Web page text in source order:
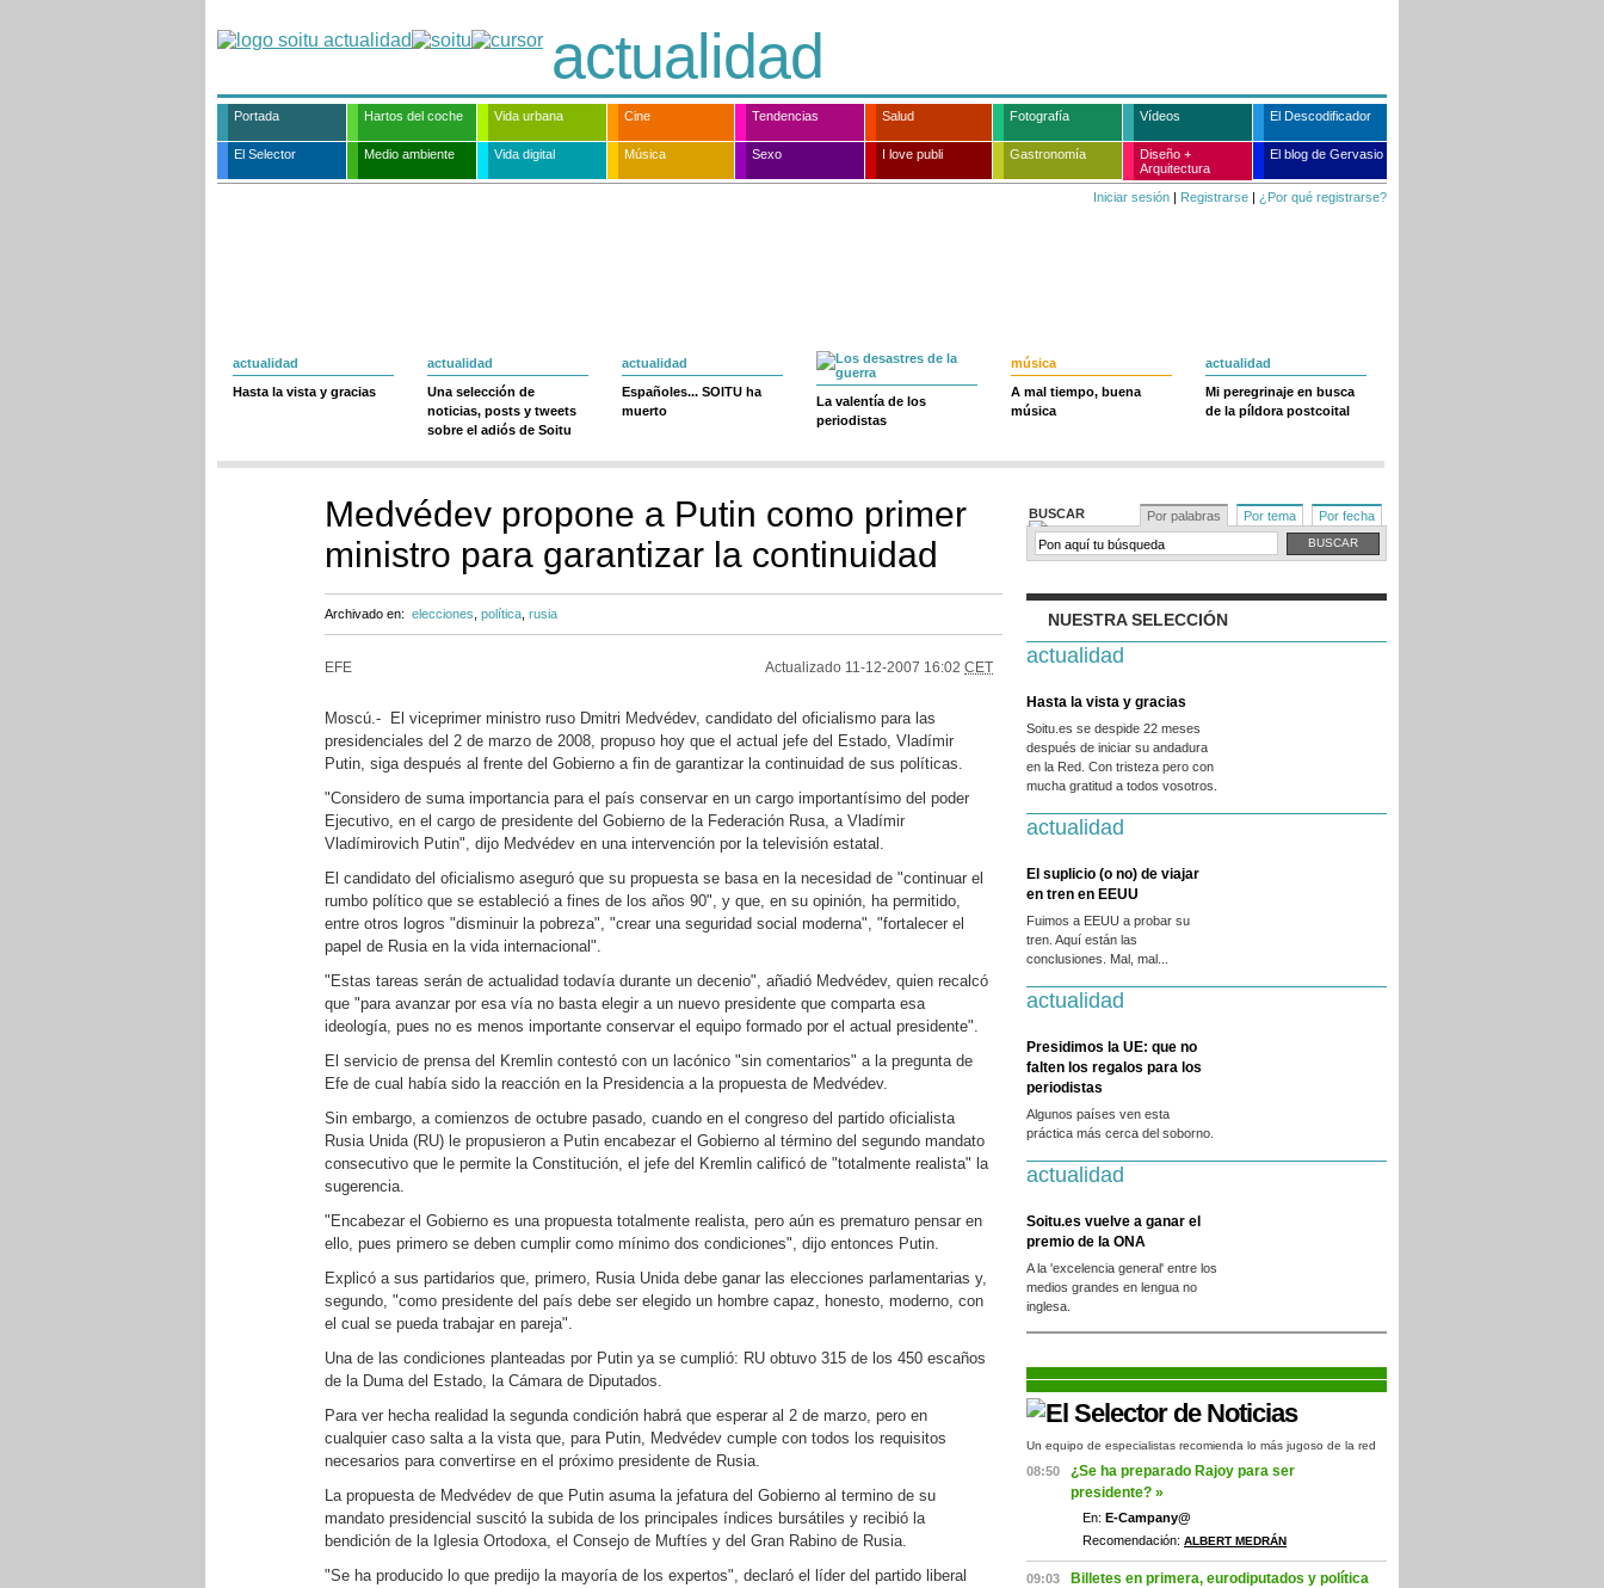
actualidad
Portada Hartos del coche Vida urbana Cine Tendencias Salud Fotografía Vídeos El Descodificador
El Selector Medio ambiente Vida digital Música Sexo I love publi Gastronomía
Diseño +
Arquitectura
El blog de Gervasio
Iniciar sesión | Registrarse | ¿Por qué registrarse?
actualidad
Hasta la vista y gracias
actualidad
Una selección de
noticias, posts y tweets
sobre el adiós de Soitu
actualidad
Españoles... SOITU ha
muerto
La valentía de los
periodistas
música
A mal tiempo, buena
música
actualidad
Mi peregrinaje en busca
de la píldora postcoital
Medvédev propone a Putin como primer
ministro para garantizar la continuidad
Archivado en: elecciones política rusia
EFE Actualizado 11-12-2007 16:02 CET
Moscú.- El viceprimer ministro ruso Dmitri Medvédev, candidato del oficialismo para las
presidenciales del 2 de marzo de 2008, propuso hoy que el actual jefe del Estado, Vladímir
Putin, siga después al frente del Gobierno a fin de garantizar la continuidad de sus políticas.
"Considero de suma importancia para el país conservar en un cargo importantísimo del poder
Ejecutivo, en el cargo de presidente del Gobierno de la Federación Rusa, a Vladímir
Vladímirovich Putin", dijo Medvédev en una intervención por la televisión estatal.
El candidato del oficialismo aseguró que su propuesta se basa en la necesidad de "continuar el
rumbo político que se estableció a fines de los años 90", y que, en su opinión, ha permitido,
entre otros logros "disminuir la pobreza", "crear una seguridad social moderna", "fortalecer el
papel de Rusia en la vida internacional".
"Estas tareas serán de actualidad todavía durante un decenio", añadió Medvédev, quien recalcó
que "para avanzar por esa vía no basta elegir a un nuevo presidente que comparta esa
ideología, pues no es menos importante conservar el equipo formado por el actual presidente".
El servicio de prensa del Kremlin contestó con un lacónico "sin comentarios" a la pregunta de
Efe de cual había sido la reacción en la Presidencia a la propuesta de Medvédev.
Sin embargo, a comienzos de octubre pasado, cuando en el congreso del partido oficialista
Rusia Unida (RU) le propusieron a Putin encabezar el Gobierno al término del segundo mandato
consecutivo que le permite la Constitución, el jefe del Kremlin calificó de "totalmente realista" la
sugerencia.
"Encabezar el Gobierno es una propuesta totalmente realista, pero aún es prematuro pensar en
ello, pues primero se deben cumplir como mínimo dos condiciones", dijo entonces Putin.
Explicó a sus partidarios que, primero, Rusia Unida debe ganar las elecciones parlamentarias y,
segundo, "como presidente del país debe ser elegido un hombre capaz, honesto, moderno, con
el cual se pueda trabajar en pareja".
Una de las condiciones planteadas por Putin ya se cumplió: RU obtuvo 315 de los 450 escaños
de la Duma del Estado, la Cámara de Diputados.
Para ver hecha realidad la segunda condición habrá que esperar al 2 de marzo, pero en
cualquier caso salta a la vista que, para Putin, Medvédev cumple con todos los requisitos
necesarios para convertirse en el próximo presidente de Rusia.
La propuesta de Medvédev de que Putin asuma la jefatura del Gobierno al termino de su
mandato presidencial suscitó la subida de los principales índices bursátiles y recibió la
bendición de la Iglesia Ortodoxa, el Consejo de Muftíes y del Gran Rabino de Rusia.
"Se ha producido lo que predijo la mayoría de los expertos", declaró el líder del partido liberal
BUSCAR Por palabras Por tema Por fecha
NUESTRA SELECCIÓN
actualidad
Hasta la vista y gracias
Soitu.es se despide 22 meses
después de iniciar su andadura
en la Red. Con tristeza pero con
mucha gratitud a todos vosotros.
actualidad
El suplicio (o no) de viajar
en tren en EEUU
Fuimos a EEUU a probar su
tren. Aquí están las
conclusiones. Mal, mal...
actualidad
Presidimos la UE: que no
falten los regalos para los
periodistas
Algunos países ven esta
práctica más cerca del soborno.
actualidad
Soitu.es vuelve a ganar el
premio de la ONA
A la 'excelencia general' entre los
medios grandes en lengua no
inglesa.
Un equipo de especialistas recomienda lo más jugoso de la red
08:50
¿Se ha preparado Rajoy para ser
presidente? »
En: E-Campany@
Recomendación: ALBERT MEDRÁN
09:03
Billetes en primera, eurodiputados y política